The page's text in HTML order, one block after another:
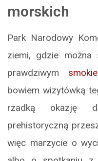
morskich
Park Narodowy
ziemi, gdzie
prawdziwym
bowiem wizytówką
rzadką okazję
prehistoryczną
więc marzycie o